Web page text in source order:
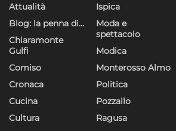
Attualità
Blog: la penna di…
Chiaramonte
Gulfi
Comiso
Cronaca
Cucina
Cultura
Ispica
Moda e
spettacolo
Modica
Monterosso Almo
Politica
Pozzallo
Ragusa